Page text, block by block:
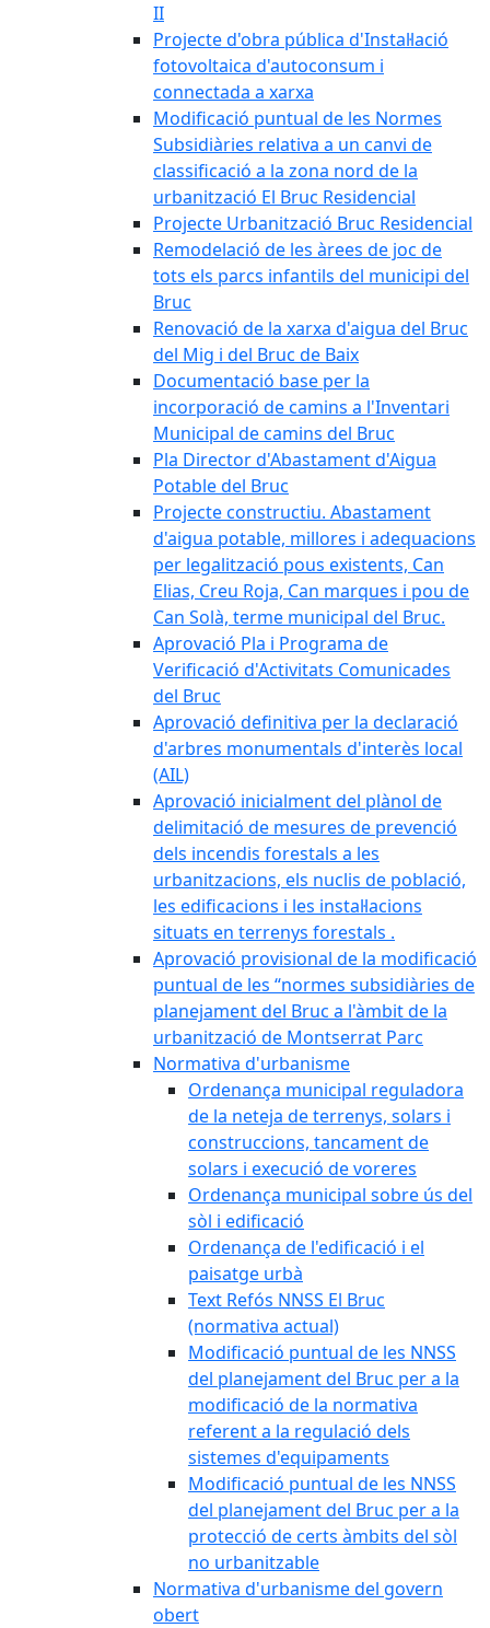
II
Projecte d'obra pública d'Instal·lació
fotovoltaica d'autoconsum i
connectada a xarxa
Modificació puntual de les Normes
Subsidiàries relativa a un canvi de
classificació a la zona nord de la
urbanització El Bruc Residencial
Projecte Urbanització Bruc Residencial
Remodelació de les àrees de joc de
tots els parcs infantils del municipi del
Bruc
Renovació de la xarxa d'aigua del Bruc
del Mig i del Bruc de Baix
Documentació base per la
incorporació de camins a l'Inventari
Municipal de camins del Bruc
Pla Director d'Abastament d'Aigua
Potable del Bruc
Projecte constructiu. Abastament
d'aigua potable, millores i adequacions
per legalització pous existents, Can
Elias, Creu Roja, Can marques i pou de
Can Solà, terme municipal del Bruc.
Aprovació Pla i Programa de
Verificació d'Activitats Comunicades
del Bruc
Aprovació definitiva per la declaració
d'arbres monumentals d'interès local
(AIL)
Aprovació inicialment del plànol de
delimitació de mesures de prevenció
dels incendis forestals a les
urbanitzacions, els nuclis de població,
les edificacions i les instal·lacions
situats en terrenys forestals .
Aprovació provisional de la modificació
puntual de les “normes subsidiàries de
planejament del Bruc a l'àmbit de la
urbanització de Montserrat Parc
Normativa d'urbanisme
Ordenança municipal reguladora
de la neteja de terrenys, solars i
construccions, tancament de
solars i execució de voreres
Ordenança municipal sobre ús del
sòl i edificació
Ordenança de l'edificació i el
paisatge urbà
Text Refós NNSS El Bruc
(normativa actual)
Modificació puntual de les NNSS
del planejament del Bruc per a la
modificació de la normativa
referent a la regulació dels
sistemes d'equipaments
Modificació puntual de les NNSS
del planejament del Bruc per a la
protecció de certs àmbits del sòl
no urbanitzable
Normativa d'urbanisme del govern
obert